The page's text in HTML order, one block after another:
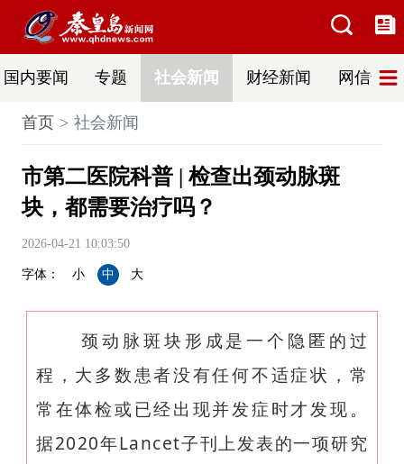
国内要闻 专题 社会新闻 财经新闻 网信普法
首页 社会新闻
市第二医院科普 | 检查出颈动脉斑
块，都需要治疗吗？
2026-04-21 10:03:50
字体： 小 中 大
颈动脉斑块形成是一个隐匿的过
程，大多数患者没有任何不适症状，常
常在体检或已经出现并发症时才发现。
据2020年Lancet子刊上发表的一项研究